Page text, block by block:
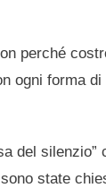
perché
ogni forma
del
state